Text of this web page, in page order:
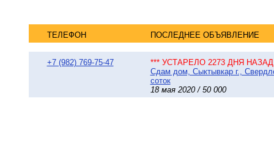
ТЕЛЕФОН ПОСЛЕДНЕЕ ОБЪЯВЛЕНИЕ
+7 (982) 769-75-47
*** УСТАРЕЛО 2273 ДНЯ НАЗАД
Сдам дом, Сыктывкар г.,
соток
18 мая 2020 / 50 000